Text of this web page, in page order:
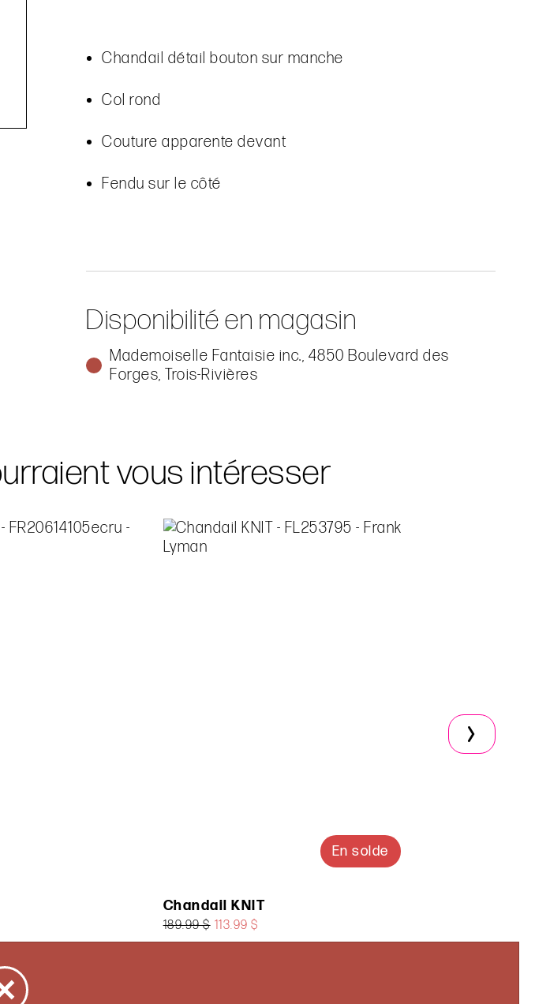
Chandail détail bouton sur manche
Col rond
Couture apparente devant
Fendu sur le côté
Disponibilité en magasin
Mademoiselle Fantaisie inc., 4850 Boulevard des
Forges, Trois-Rivières
vous intéresser
En solde
Chandail KNIT
189.99 $ 113.99 $